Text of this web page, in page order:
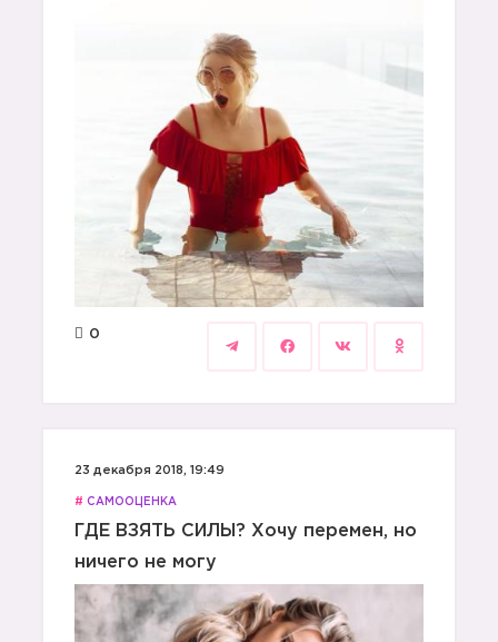
0
23 декабря 2018, 19:49
# САМООЦЕНКА
ГДЕ ВЗЯТЬ СИЛЫ? Хочу перемен, но
ничего не могу